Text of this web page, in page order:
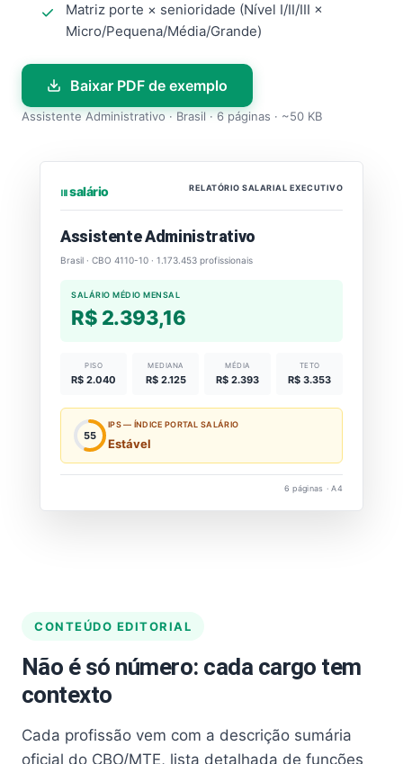
Matriz porte × senioridade (Nível I/II/III ×
Micro/Pequena/Média/Grande)
Baixar PDF de exemplo
Assistente Administrativo · Brasil · 6 páginas · ~50 KB
⏐⏐⏐ salário RELATÓRIO SALARIAL EXECUTIVO
Assistente Administrativo
Brasil · CBO 4110-10 · 1.173.453 profissionais
SALÁRIO MÉDIO MENSAL
R$ 2.393,16
PISO
R$ 2.040
MEDIANA
R$ 2.125
MÉDIA
R$ 2.393
TETO
R$ 3.353
55
IPS — ÍNDICE PORTAL SALÁRIO
Estável
6 páginas · A4
CONTEÚDO EDITORIAL
Não é só número: cada cargo tem
contexto
Cada profissão vem com a descrição sumária
oficial do CBO/MTE, lista detalhada de funções